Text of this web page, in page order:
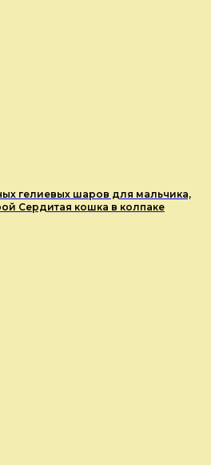
гелиевых шаров для мальчика,
Сердитая кошка в колпаке